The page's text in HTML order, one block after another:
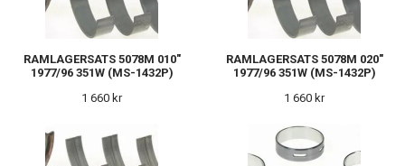
RAMLAGERSATS 5078M 010"
1977/96 351W (MS-1432P)
1 660 kr
RAMLAGERSATS 5078M 020"
1977/96 351W (MS-1432P)
1 660 kr